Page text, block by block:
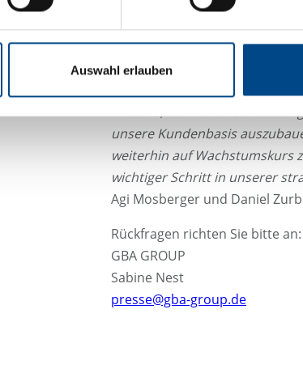
Auswahl erlauben
Kolleginnen und Kollegen,
Serviceangebot anzubieten.”
„Durch die Partnerschaft mit
innovative Lösungen für
hilft uns, auf
unsere Kundenbasis
weiterhin auf Wachstumskurs
wichtiger Schritt in unserer
Agi Mosberger und Daniel
Rückfragen richten Sie bitte an:
GBA GROUP
Sabine Nest
presse@gba-group.de